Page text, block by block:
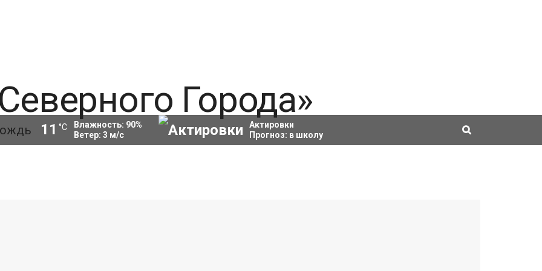
11 °C Влажность: 90%
Ветер: 3 м/с
Актировки
Прогноз: в школу